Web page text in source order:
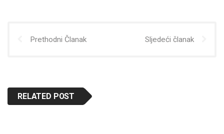
Prethodni Članak Sljedeći članak
RELATED POST